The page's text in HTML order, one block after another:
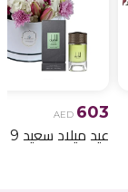
AED 603
عيد ميلاد سعيد 9